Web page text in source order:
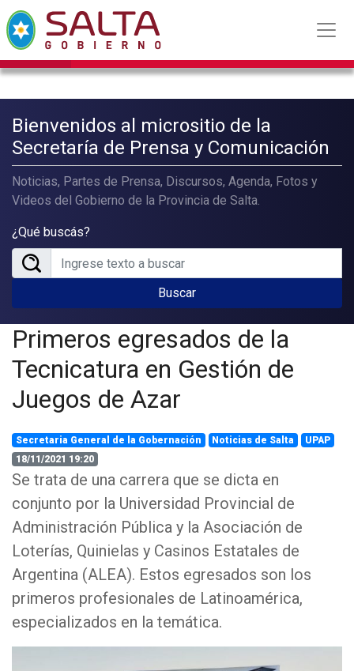
Bienvenidos al micrositio de la
Secretaría de Prensa y Comunicación
Noticias, Partes de Prensa, Discursos, Agenda, Fotos y
Videos del Gobierno de la Provincia de Salta.
¿Qué buscás?
Buscar
Primeros egresados de la
Tecnicatura en Gestión de
Juegos de Azar
Secretaria General de la Gobernación Noticias de Salta
UPAP
18/11/2021 19:20
Se trata de una carrera que se dicta en
conjunto por la Universidad Provincial de
Administración Pública y la Asociación de
Loterías, Quinielas y Casinos Estatales de
Argentina (ALEA). Estos egresados son los
primeros profesionales de Latinoamérica,
especializados en la temática.